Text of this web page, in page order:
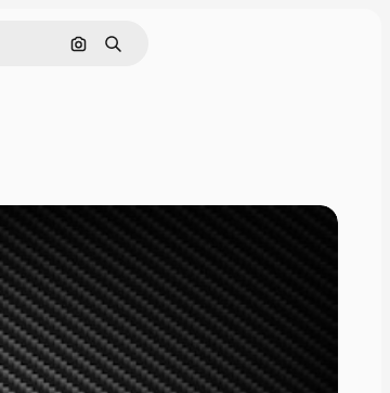
Cerca per immagine
Ricerca